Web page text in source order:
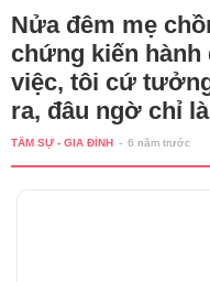
Nửa đêm mẹ
chứng kiến hành
việc, tôi cứ
ra, đâu ngờ chỉ
TÂM SỰ - GIA ĐÌNH - 6 năm trước